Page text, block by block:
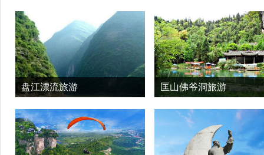
盘江漂流旅游 匡山佛爷洞旅游